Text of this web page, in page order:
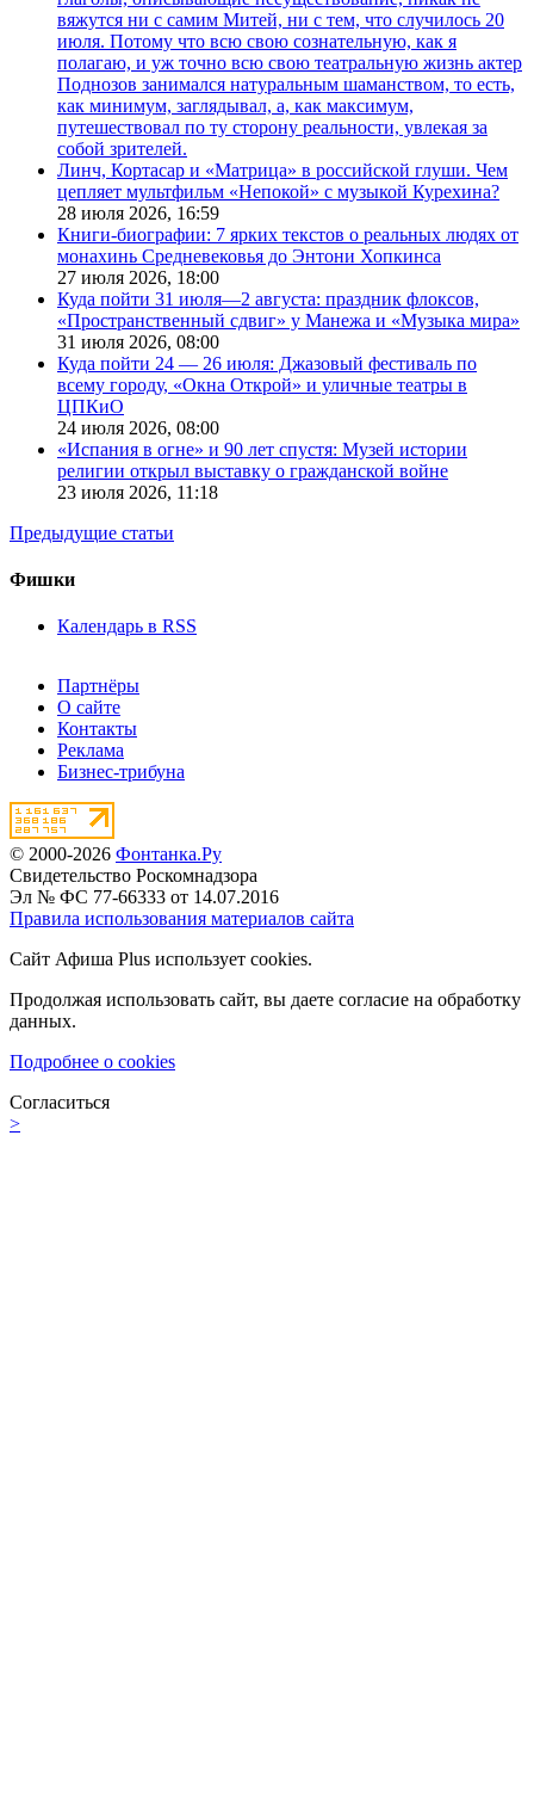
вяжутся ни с самим Митей, ни с тем, что случилось 20
июля. Потому что всю свою сознательную, как я
полагаю, и уж точно всю свою театральную жизнь актер
Поднозов занимался натуральным шаманством, то есть,
как минимум, заглядывал, а, как максимум,
путешествовал по ту сторону реальности, увлекая за
собой зрителей.
Линч, Кортасар и «Матрица» в российской глуши. Чем
цепляет мультфильм «Непокой» с музыкой Курехина?
28 июля 2026, 16:59
Книги-биографии: 7 ярких текстов о реальных людях от
монахинь Средневековья до Энтони Хопкинса
27 июля 2026, 18:00
Куда пойти 31 июля—2 августа: праздник флоксов,
«Пространственный сдвиг» у Манежа и «Музыка мира»
31 июля 2026, 08:00
Куда пойти 24 — 26 июля: Джазовый фестиваль по
всему городу, «Окна Открой» и уличные театры в
ЦПКиО
24 июля 2026, 08:00
«Испания в огне» и 90 лет спустя: Музей истории
религии открыл выставку о гражданской войне
23 июля 2026, 11:18
Предыдущие статьи
Фишки
Календарь в RSS
Партнёры
О сайте
Контакты
Реклама
Бизнес-трибуна
© 2000-2026 Фонтанка.Ру
Свидетельство Роскомнадзора
Эл № ФС 77-66333 от 14.07.2016
Правила использования материалов сайта
Сайт Афиша Plus использует cookies.
Продолжая использовать сайт, вы даете согласие на обработку
данных.
Подробнее о cookies
Согласиться
>